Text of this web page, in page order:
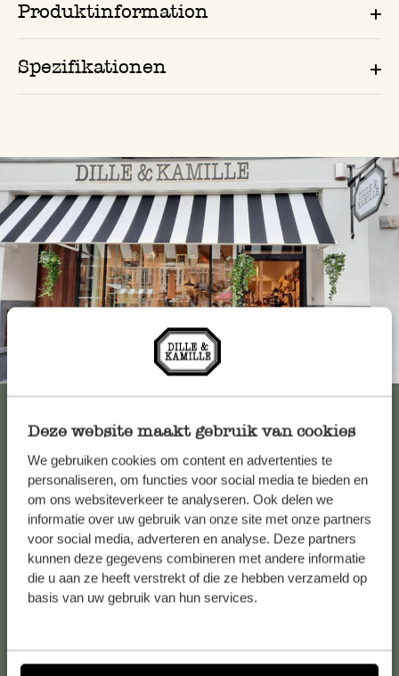
Deze website maakt gebruik van cookies
We gebruiken cookies om content en advertenties te
personaliseren, om functies voor social media te bieden en
om ons websiteverkeer te analyseren. Ook delen we
informatie over uw gebruik van onze site met onze partners
voor social media, adverteren en analyse. Deze partners
kunnen deze gegevens combineren met andere informatie
die u aan ze heeft verstrekt of die ze hebben verzameld op
basis van uw gebruik van hun services.
Produktinformation
Spezifikationen
Immer in der Nähe
Kundenservice/Hilfe
Falls Sie Fragen haben oder Tipps und Hilfe brauchen, wenden
Sie sich bitte an unseren Kundenservice. Oder lesen Sie hier
die Antworten auf häufig gestellte Fragen